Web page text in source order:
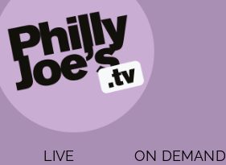
LIVE ON DEMAND